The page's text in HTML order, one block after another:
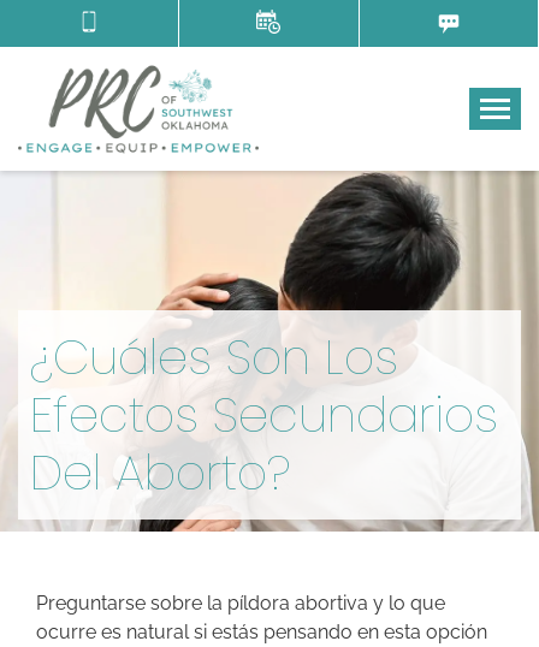
¿Cuáles Son Los
Efectos Secundarios
Del Aborto?
Preguntarse sobre la píldora abortiva y lo que
ocurre es natural si estás pensando en esta opción